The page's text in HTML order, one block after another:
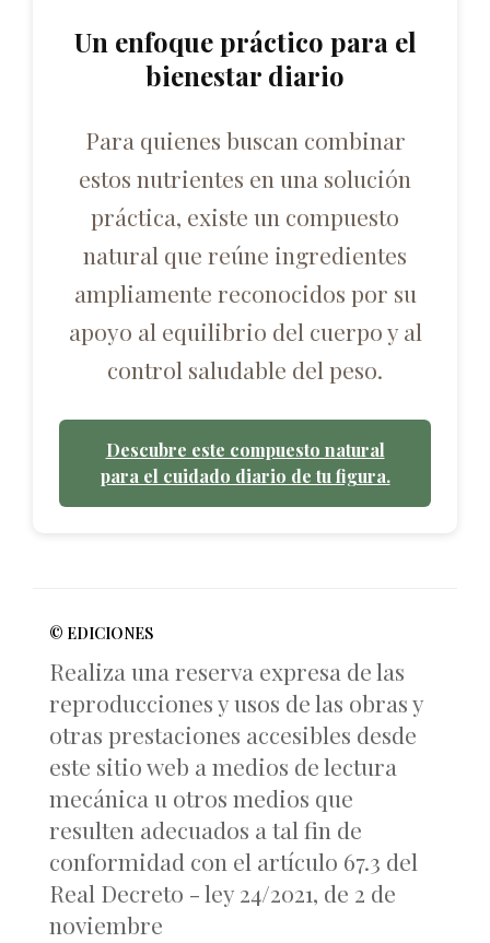
Un enfoque práctico para el
bienestar diario
Para quienes buscan combinar
estos nutrientes en una solución
práctica, existe un compuesto
natural que reúne ingredientes
ampliamente reconocidos por su
apoyo al equilibrio del cuerpo y al
control saludable del peso.
Descubre este compuesto natural
para el cuidado diario de tu figura.
© EDICIONES
Realiza una reserva expresa de las
reproducciones y usos de las obras y
otras prestaciones accesibles desde
este sitio web a medios de lectura
mecánica u otros medios que
resulten adecuados a tal fin de
conformidad con el artículo 67.3 del
Real Decreto - ley 24/2021, de 2 de
noviembre